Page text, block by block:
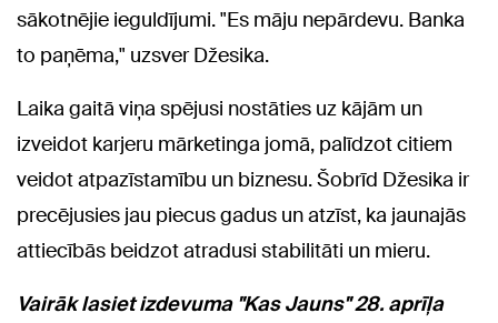
sākotnējie ieguldījumi. "Es māju nepārdevu. Banka
to paņēma," uzsver Džesika.
Laika gaitā viņa spējusi nostāties uz kājām un
izveidot karjeru mārketinga jomā, palīdzot citiem
veidot atpazīstamību un biznesu. Šobrīd Džesika ir
precējusies jau piecus gadus un atzīst, ka jaunajās
attiecībās beidzot atradusi stabilitāti un mieru.
Vairāk lasiet izdevuma "Kas Jauns" 28. aprīļa